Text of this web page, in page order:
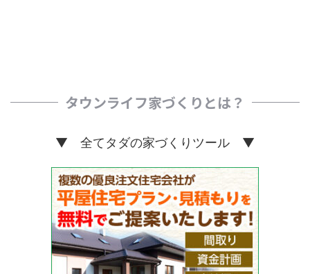
タウンライフ家づくりとは？
▼ 全てタダの家づくりツール ▼